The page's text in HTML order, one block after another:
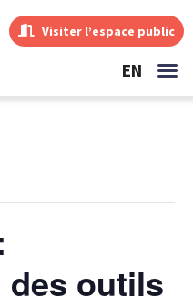
Visiter l’espace public
EN
des outils